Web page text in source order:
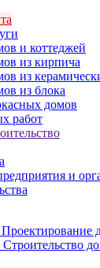
и коттеджей
из кирпича
из
из блока
домов
работ
и
Проектирование
Строительство